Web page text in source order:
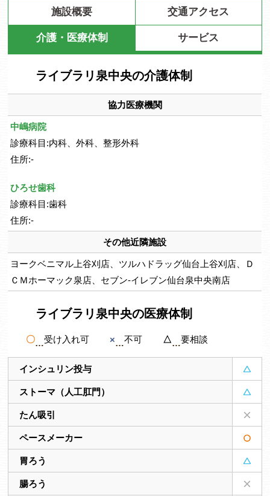
施設概要 交通アクセス
介護・医療体制 サービス
ライブラリ泉中央の介護体制
協力医療機関
中嶋病院
診療科目:内科、外科、整形外科
住所:-
ひろせ歯科
診療科目:歯科
住所:-
その他近隣施設
ヨークベニマル上谷刈店、ツルハドラッグ仙台上谷刈店、Ｄ
ＣＭホーマック泉店、セブン-イレブン仙台泉中央南店
ライブラリ泉中央の医療体制
〇 受け入れ可 × 不可 △ 要相談
インシュリン投与
ストーマ（人工肛門）
たん吸引
ペースメーカー
胃ろう
腸ろう